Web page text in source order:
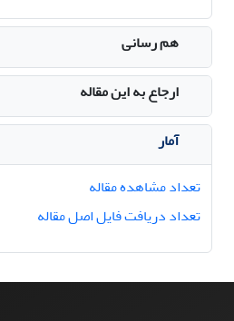
هم رسانی
ارجاع به این مقاله
آمار
تعداد مشاهده مقاله
تعداد دریافت فایل اصل مقاله